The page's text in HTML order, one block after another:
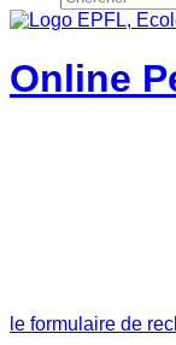
Online
le formulaire de